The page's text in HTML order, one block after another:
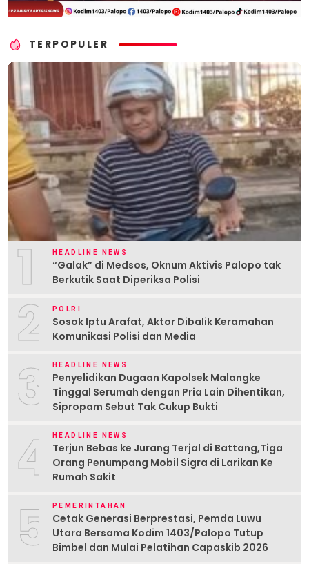
TERPOPULER
1 HEADLINE NEWS
“Galak” di Medsos, Oknum Aktivis Palopo tak
Berkutik Saat Diperiksa Polisi
2 POLRI
Sosok Iptu Arafat, Aktor Dibalik Keramahan
Komunikasi Polisi dan Media
3 HEADLINE NEWS
Penyelidikan Dugaan Kapolsek Malangke
Tinggal Serumah dengan Pria Lain Dihentikan,
Sipropam Sebut Tak Cukup Bukti
4 HEADLINE NEWS
Terjun Bebas ke Jurang Terjal di Battang,Tiga
Orang Penumpang Mobil Sigra di Larikan Ke
Rumah Sakit
5 PEMERINTAHAN
Cetak Generasi Berprestasi, Pemda Luwu
Utara Bersama Kodim 1403/Palopo Tutup
Bimbel dan Mulai Pelatihan Capaskib 2026